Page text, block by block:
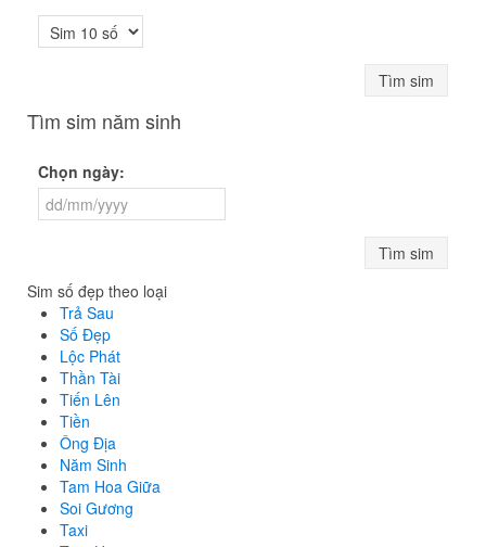
Tìm sim
Tìm sim năm sinh
Chọn ngày:
Tìm sim
Sim số đẹp theo loại
Trả Sau
Số Đẹp
Lộc Phát
Thần Tài
Tiến Lên
Tiền
Ông Địa
Năm Sinh
Tam Hoa Giữa
Soi Gương
Taxi